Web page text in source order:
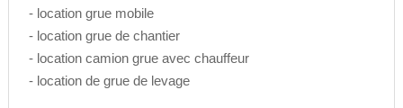
- location grue mobile
- location grue de chantier
- location camion grue avec chauffeur
- location de grue de levage